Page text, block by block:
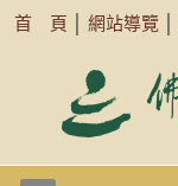
首 頁 網站導覽